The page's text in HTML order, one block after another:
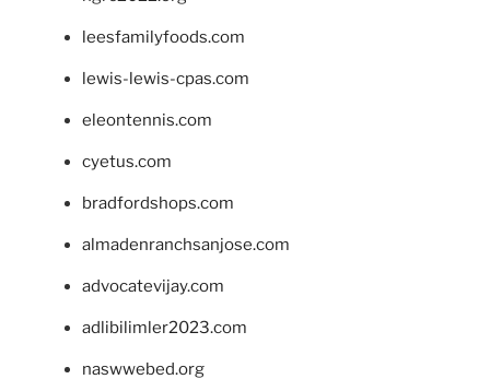
leesfamilyfoods.com
lewis-lewis-cpas.com
eleontennis.com
cyetus.com
bradfordshops.com
almadenranchsanjose.com
advocatevijay.com
adlibilimler2023.com
naswwebed.org